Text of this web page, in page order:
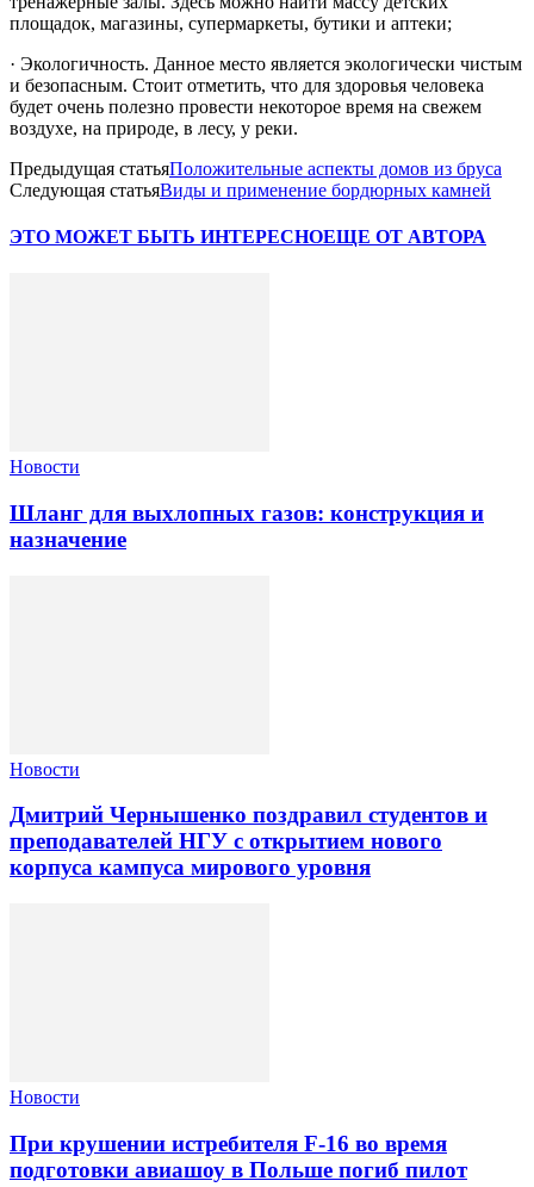
площадок, магазины, супермаркеты, бутики и аптеки;
· Экологичность. Данное место является экологически чистым
и безопасным. Стоит отметить, что для здоровья человека
будет очень полезно провести некоторое время на свежем
воздухе, на природе, в лесу, у реки.
Предыдущая статьяПоложительные аспекты домов из бруса
Следующая статьяВиды и применение бордюрных камней
ЭТО МОЖЕТ БЫТЬ ИНТЕРЕСНОЕЩЕ ОТ АВТОРА
Новости
Шланг для выхлопных газов: конструкция и
назначение
Новости
Дмитрий Чернышенко поздравил студентов и
преподавателей НГУ с открытием нового
корпуса кампуса мирового уровня
Новости
При крушении истребителя F-16 во время
подготовки авиашоу в Польше погиб пилот